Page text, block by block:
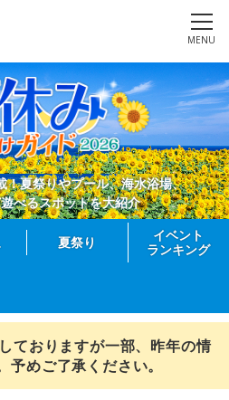
MENU
！夏祭りやプール、海水浴場、
べるスポットを大紹介
夏祭り
イベント
ランキング
ておりますが一部、昨年の情
予めご了承ください。